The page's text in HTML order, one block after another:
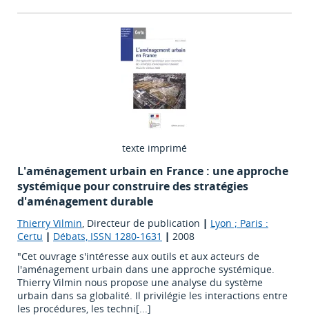
texte imprimé
L'aménagement urbain en France : une approche
systémique pour construire des stratégies
d'aménagement durable
Thierry Vilmin, Directeur de publication | Lyon ; Paris :
Certu | Débats, ISSN 1280-1631 | 2008
"Cet ouvrage s'intéresse aux outils et aux acteurs de
l'aménagement urbain dans une approche systémique.
Thierry Vilmin nous propose une analyse du système
urbain dans sa globalité. Il privilégie les interactions entre
les procédures, les techni[...]